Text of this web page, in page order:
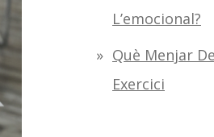
L’emocional?
Què Menjar
Exercici